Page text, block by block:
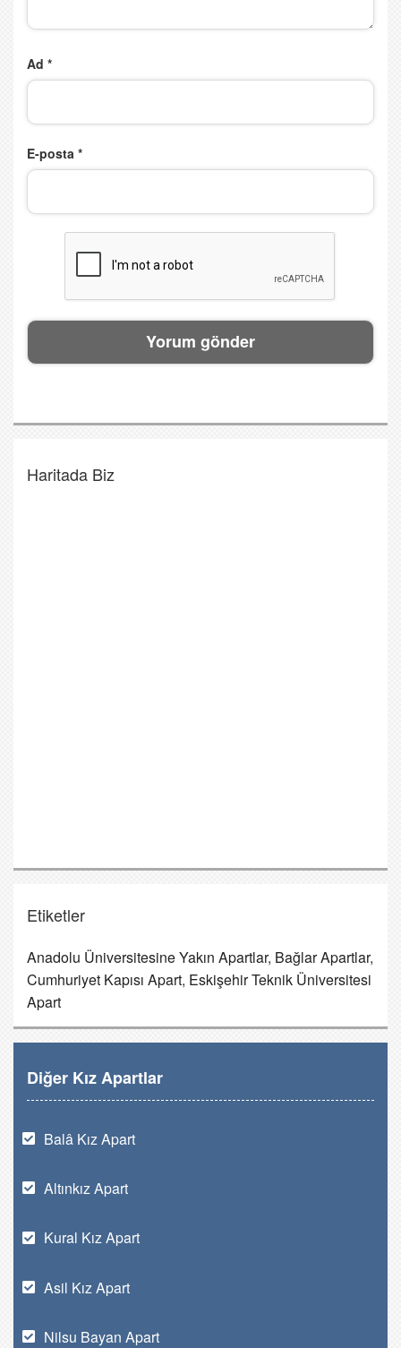
Ad *
E-posta *
Haritada Biz
Etiketler
Anadolu Üniversitesine Yakın Apartlar, Bağlar Apartlar,
Cumhuriyet Kapısı Apart, Eskişehir Teknik Üniversitesi
Apart
Diğer Kız Apartlar
Balâ Kız Apart
Altınkız Apart
Kural Kız Apart
Asil Kız Apart
Nilsu Bayan Apart